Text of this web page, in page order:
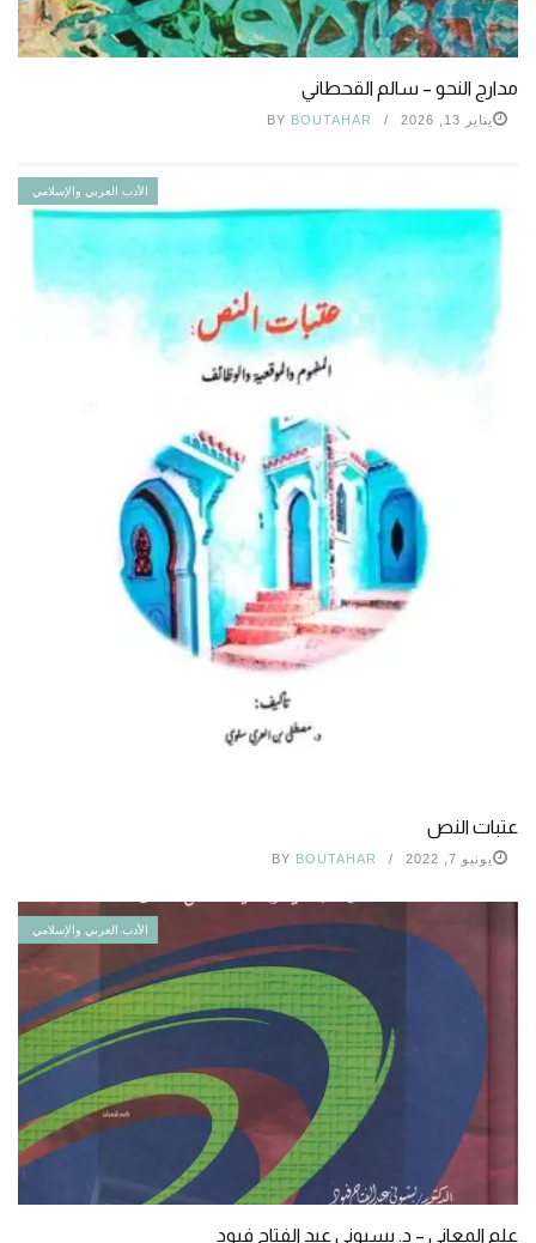
مدارج النحو – سالم القحطاني
يناير 13, 2026 BY BOUTAHAR
الأدب العربي والإسلامي
عتبات النص
يونيو 7, 2022 BY BOUTAHAR
الأدب العربي والإسلامي
علم المعاني – د. بسيوني عبد الفتاح فيود